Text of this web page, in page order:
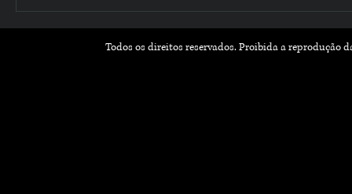
Todos os direitos reservados. Proibida a reprodução